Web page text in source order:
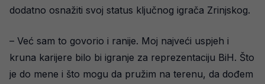
dodatno osnažiti svoj status ključnog igrača Zrinjskog.
– Već sam to govorio i ranije. Moj najveći uspjeh i
kruna karijere bilo bi igranje za reprezentaciju BiH. Što
je do mene i što mogu da pružim na terenu, da dođem